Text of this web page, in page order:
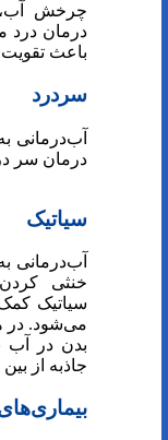
چرخش
درمان
باعث
سردرد
درمان سر
سیاتیک
آب‌درمانی
خنثی
سیاتیک
می‌شود. در
بدن در آب
جاذبه از